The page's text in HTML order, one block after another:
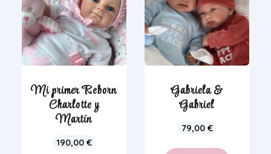
Mi primer Reborn
Charlotte y
Martín
190,00 €
Gabriela &
Gabriel
79,00 €